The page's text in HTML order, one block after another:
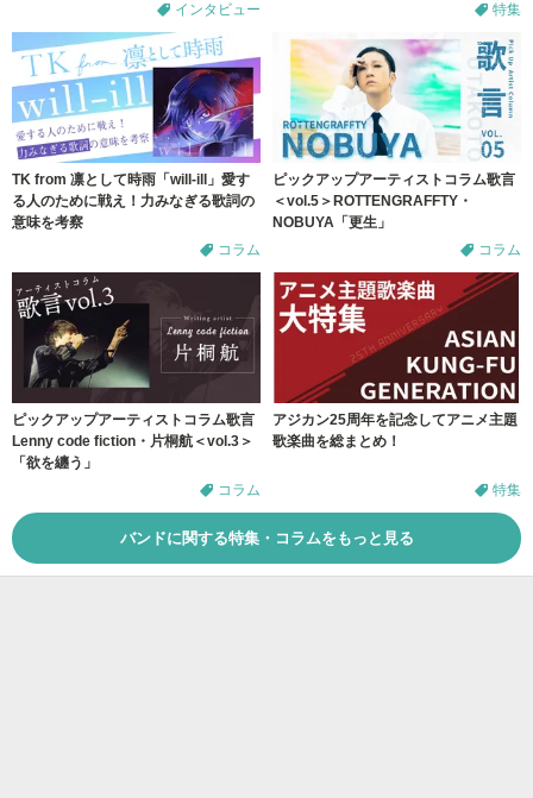
インタビュー 特集
TK from 凛として時雨「will-ill」愛す
る人のために戦え！力みなぎる歌詞の
意味を考察
コラム
ピックアップアーティストコラム歌言
＜vol.5＞ROTTENGRAFFTY・
NOBUYA「更生」
コラム
ピックアップアーティストコラム歌言
Lenny code fiction・片桐航＜vol.3＞
「欲を纏う」
コラム
アジカン25周年を記念してアニメ主題
歌楽曲を総まとめ！
特集
バンドに関する特集・コラムをもっと見る